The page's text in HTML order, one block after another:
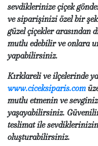
sevdiklerinize çiçek
ve siparişinizi özel bir
güzel çiçekler arasından
mutlu edebilir ve onlara
yapabilirsiniz.
Kırklareli ve ilçelerinde
www.ciceksiparis.com
mutlu etmenin ve
yaşayabilirsiniz.
teslimat ile
oluşturabilirsiniz.